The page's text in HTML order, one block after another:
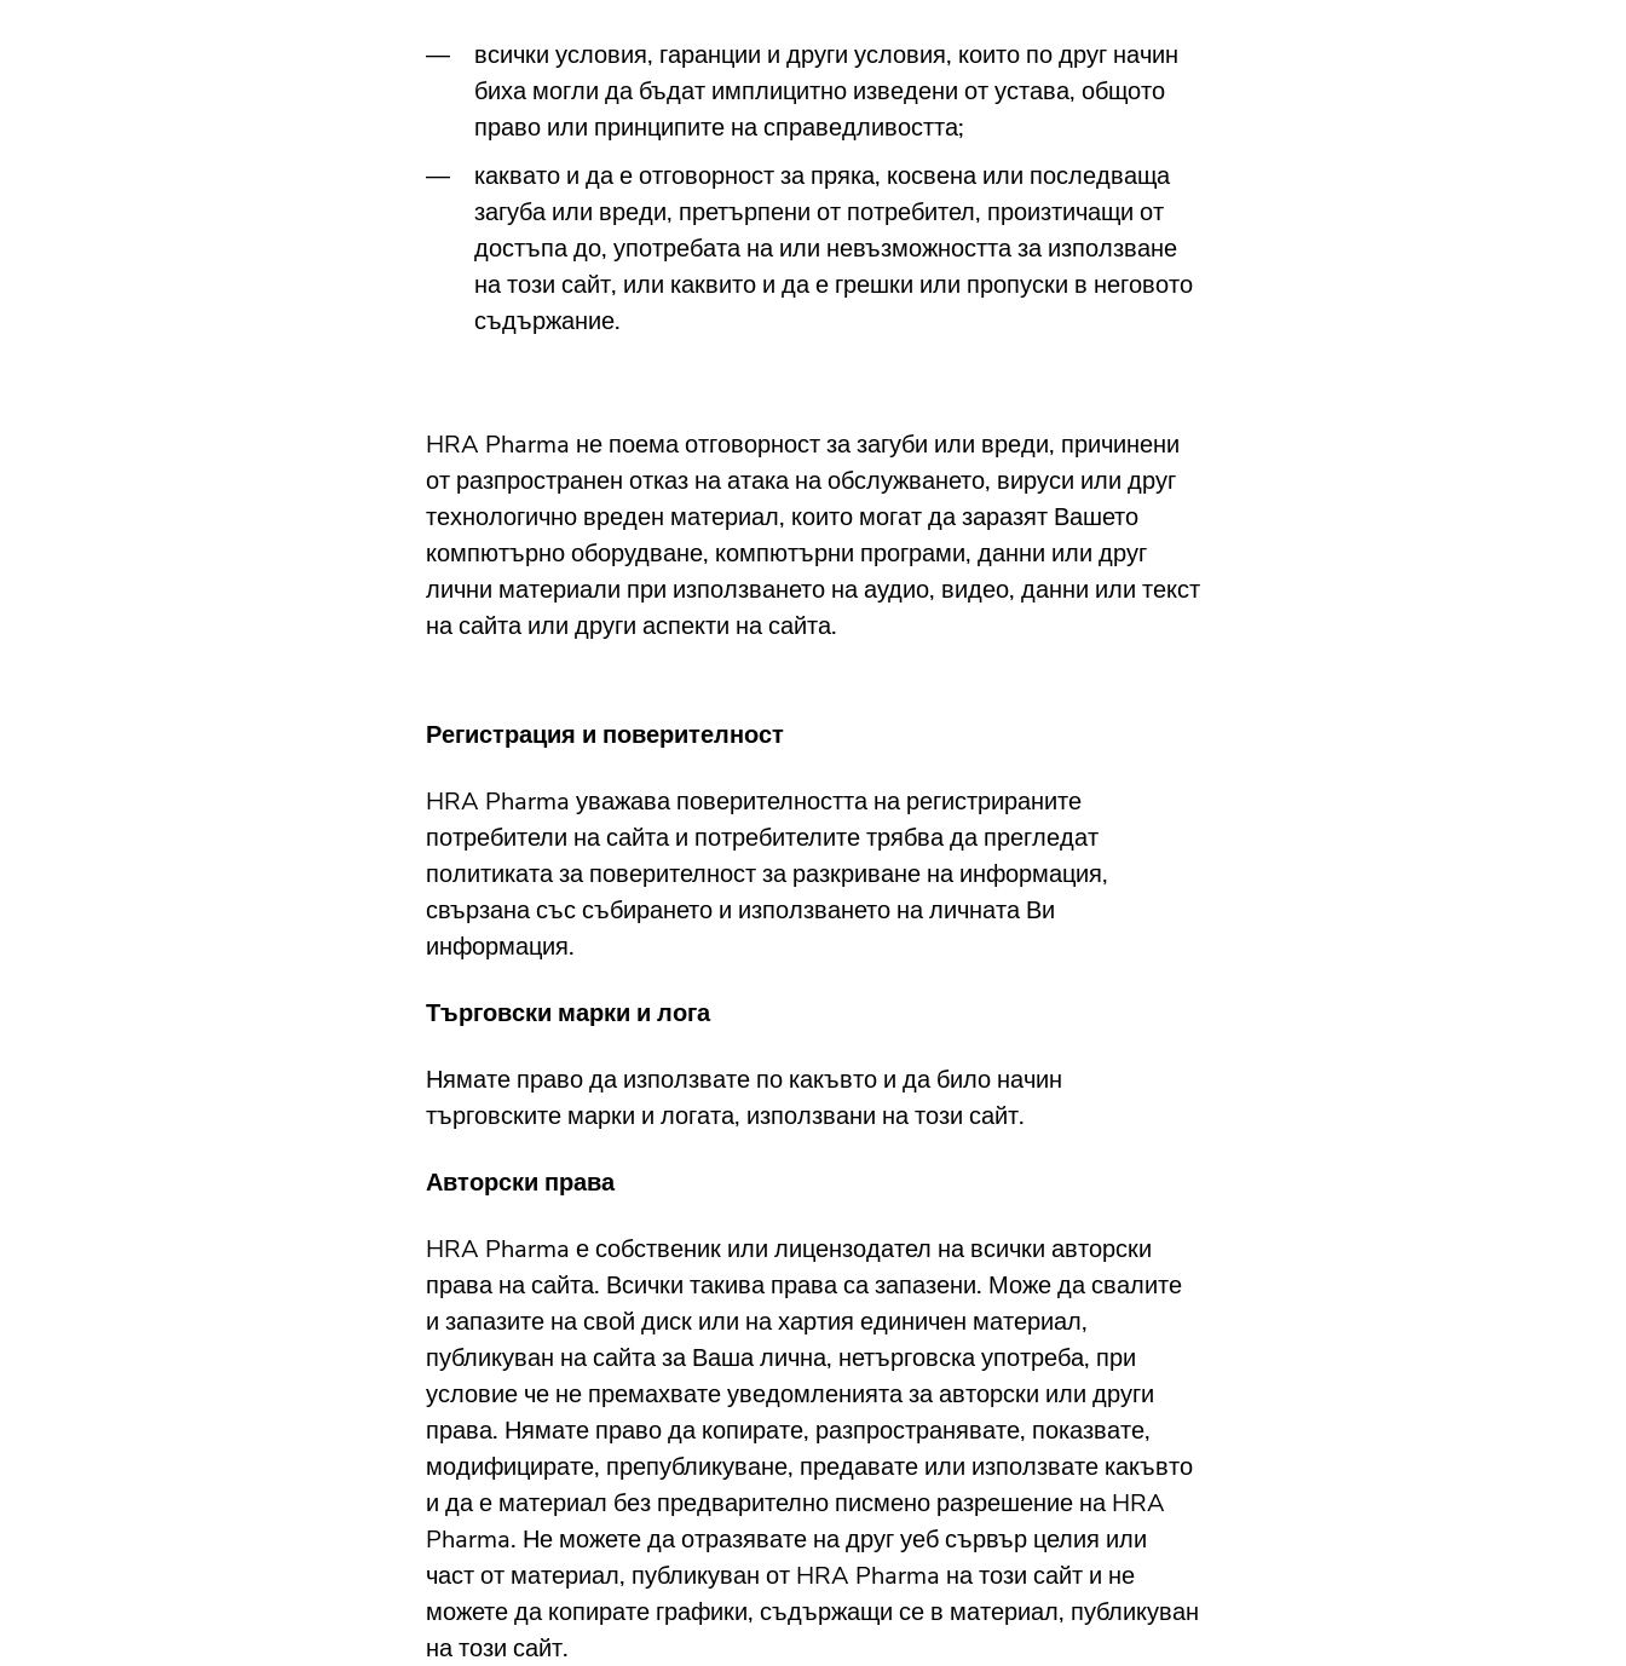
всички условия, гаранции и други условия, които по друг начин
биха могли да бъдат имплицитно изведени от устава, общото
право или принципите на справедливостта;
каквато и да е отговорност за пряка, косвена или последваща
загуба или вреди, претърпени от потребител, произтичащи от
достъпа до, употребата на или невъзможността за използване
на този сайт, или каквито и да е грешки или пропуски в неговото
съдържание.
HRA Pharma не поема отговорност за загуби или вреди, причинени
от разпространен отказ на атака на обслужването, вируси или друг
технологично вреден материал, които могат да заразят Вашето
компютърно оборудване, компютърни програми, данни или друг
лични материали при използването на аудио, видео, данни или текст
на сайта или други аспекти на сайта.
Регистрация и поверителност
HRA Pharma уважава поверителността на регистрираните
потребители на сайта и потребителите трябва да прегледат
политиката за поверителност за разкриване на информация,
свързана със събирането и използването на личната Ви
информация.
Търговски марки и лога
Нямате право да използвате по какъвто и да било начин
търговските марки и логата, използвани на този сайт.
Авторски права
HRA Pharma е собственик или лицензодател на всички авторски
права на сайта. Всички такива права са запазени. Може да свалите
и запазите на свой диск или на хартия единичен материал,
публикуван на сайта за Ваша лична, нетърговска употреба, при
условие че не премахвате уведомленията за авторски или други
права. Нямате право да копирате, разпространявате, показвате,
модифицирате, препубликуване, предавате или използвате какъвто
и да е материал без предварително писмено разрешение на HRA
Pharma. Не можете да отразявате на друг уеб сървър целия или
част от материал, публикуван от HRA Pharma на този сайт и не
можете да копирате графики, съдържащи се в материал, публикуван
на този сайт.